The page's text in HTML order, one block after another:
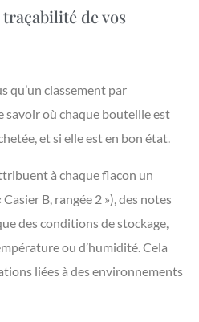
de vos
qu’un classement par
savoir où chaque bouteille est
et si elle est en bon état.
à chaque flacon un
B, rangée 2 »), des notes
des conditions de stockage,
ou d’humidité. Cela
liées à des environnements